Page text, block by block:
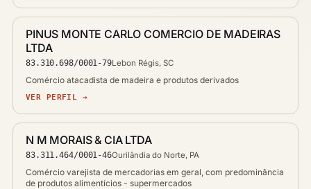
PINUS MONTE CARLO COMERCIO DE MADEIRAS
LTDA
83.310.698/0001-79Lebon Régis, SC
Comércio atacadista de madeira e produtos derivados
VER PERFIL →
N M MORAIS & CIA LTDA
83.311.464/0001-46Ourilândia do Norte, PA
Comércio varejista de mercadorias em geral, com predominância
de produtos alimentícios - supermercados